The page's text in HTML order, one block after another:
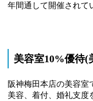
年間通して開催されて
美容室10%優待(
阪神梅田本店の美容室
美容、着付、婚礼支度